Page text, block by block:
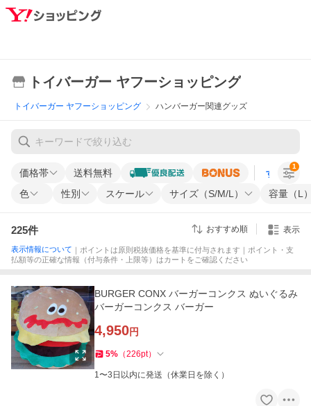
トイバーガー ヤフーショッピング
トイバーガー ヤフーショッピング ハンバーガー関連グッズ
価格帯 送料無料 すべての条
色 性別 スケール サイズ（S/M/L） 容量（L
1
225件 おすすめ順 表示
表示情報について ｜ポイントは原則税抜価格を基準に付与されます｜ポイント・支
払額等の正確な情報（付与条件・上限等）はカートをご確認ください
BURGER CONX バーガーコンクス ぬいぐるみ
バーガーコンクス バーガー
4,950円
5% （226pt）
1〜3日以内に発送（休業日を除く）